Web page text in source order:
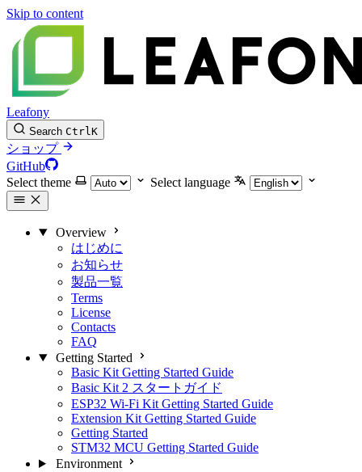
Skip to content
Leafony
Search CtrlK
ショップ
GitHub
Select theme
Select language
Overview
はじめに
お知らせ
製品一覧
Terms
License
Contacts
FAQ
Getting Started
Basic Kit Getting Started Guide
Basic Kit 2 スタートガイド
ESP32 Wi-Fi Kit Getting Started Guide
Extension Kit Getting Started Guide
Getting Started
STM32 MCU Getting Started Guide
Environment